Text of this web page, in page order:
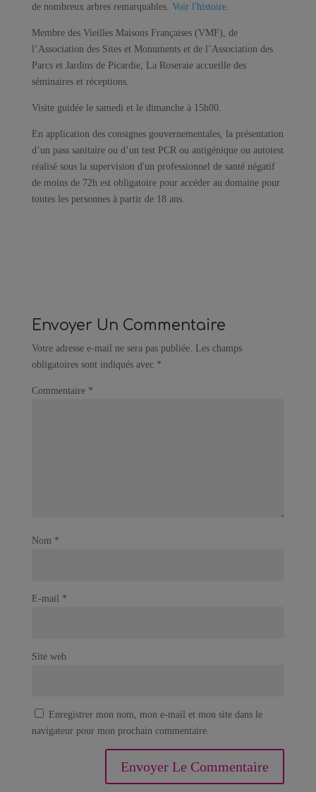
de nombreux arbres remarquables. Voir l'histoire.
Membre des Vieilles Maisons Françaises (VMF), de
l’Association des Sites et Monuments et de l’Association des
Parcs et Jardins de Picardie, La Roseraie accueille des
séminaires et réceptions.
Visite guidée le samedi et le dimanche à 15h00.
En application des consignes gouvernementales, la présentation
d’un pass sanitaire ou d’un test PCR ou antigénique ou autotest
réalisé sous la supervision d'un professionnel de santé négatif
de moins de 72h est obligatoire pour accéder au domaine pour
toutes les personnes à partir de 18 ans.
Envoyer Un Commentaire
Votre adresse e-mail ne sera pas publiée.
Les champs
obligatoires sont indiqués avec *
Commentaire *
Nom *
E-mail *
Site web
Enregistrer mon nom, mon e-mail et mon site dans le
navigateur pour mon prochain commentaire.